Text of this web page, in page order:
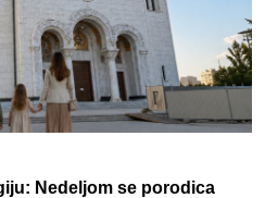
Nedeljom se porodica